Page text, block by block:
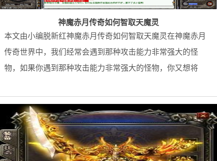
神魔赤月传奇如何智取天魔灵
本文由小编脱新红神魔赤月传奇如何智取天魔灵在神魔赤月
传奇世界中，我们经常会遇到那种攻击能力非常强大的怪
物，如果你遇到那种攻击能力非常强大的怪物，你又想将